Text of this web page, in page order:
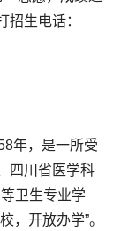
招生电话：
年，是一所受
四川省医学科
卫生专业学
，开放办学”。